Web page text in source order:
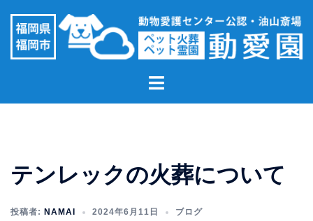
ト
ュ
ー
テンレックの火葬について
投稿者: NAMAI 2024年6月11日 ブログ